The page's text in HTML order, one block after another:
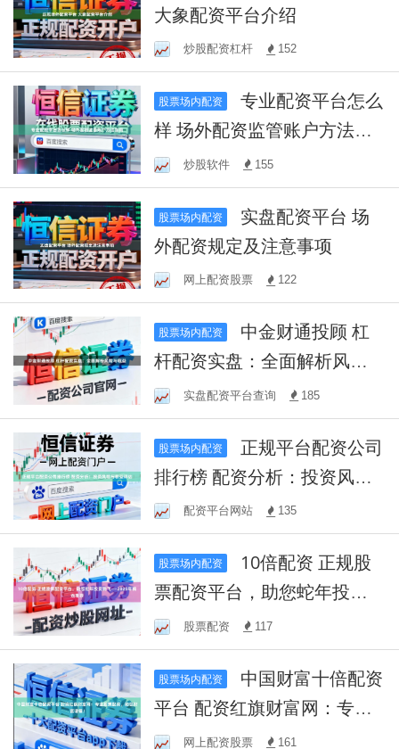
大象配资平台介绍
炒股配资杠杆 152
股票场内配资
专业配资平台怎么
样 场外配资监管账户方法指
南
炒股软件 155
股票场内配资
外配资规定及注意事项
网上配资股票 122
股票场内配资
杆配资实盘：全面解析风险
与收益实盘配资平台查询 185
股票场内配资
排行榜 配资分析：投资风险
与收益评估
配资平台网站 135
股票场内配资
票配资平台，助您蛇年投资
腾飞——2025年精选推荐
股票配资 117
股票场内配资
平台 配资红旗财富网：专业
股票配资，助您财富增值！
网上配资股票 161